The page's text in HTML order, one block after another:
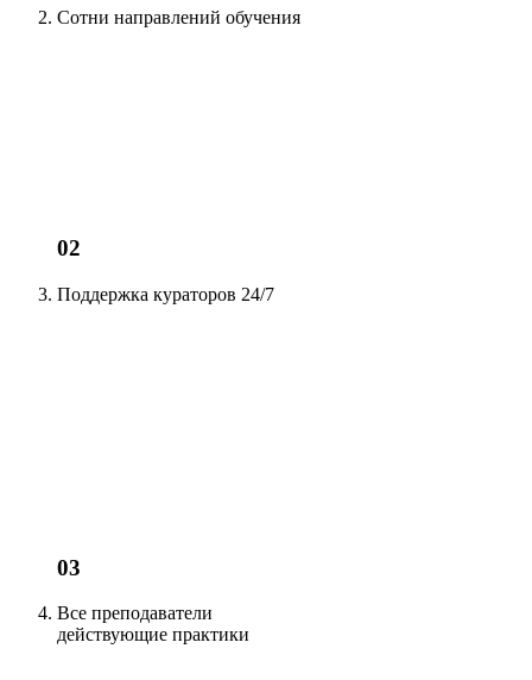
Сотни направлений обучения
02
Поддержка кураторов 24/7
03
Все преподаватели
действующие практики